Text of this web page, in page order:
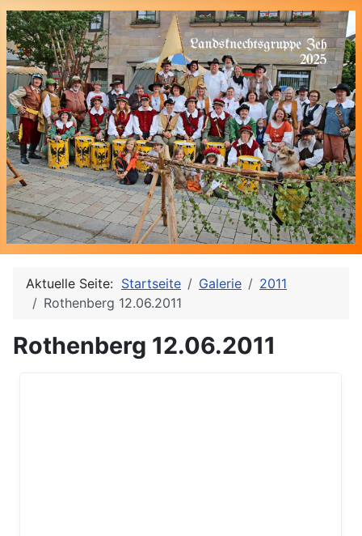
Aktuelle Seite: Startseite Galerie
2011
Rothenberg 12.06.2011
Rothenberg 12.06.2011